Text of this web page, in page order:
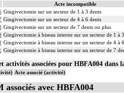
Acte incompatible
Gingivectomie sur un secteur de 1 à 3 dents
Gingivectomie sur un secteur de 4 à 6 dents
Gingivectomie sur un secteur de 7 dents ou plus
Gingivectomie à biseau interne sur un secteur de 1 à
Gingivectomie à biseau interne sur un secteur de 4 à
Gingivectomie à biseau interne sur un secteur de 7
activités associées pour HBFA004 dans
Acte associé (activité)
associés avec HBFA004